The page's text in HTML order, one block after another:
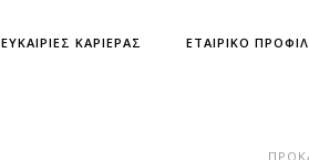
ΕΥΚΑΙΡΙΕΣ ΚΑΡΙΕΡΑΣ ΕΤΑΙΡΙΚΟ ΠΡΟΦΙΛ